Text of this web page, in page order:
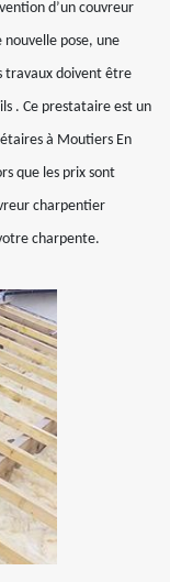
d’un couvreur
pose, une
travaux doivent être
. Ce prestataire est un
à Moutiers En
que les prix sont
charpentier
charpente.